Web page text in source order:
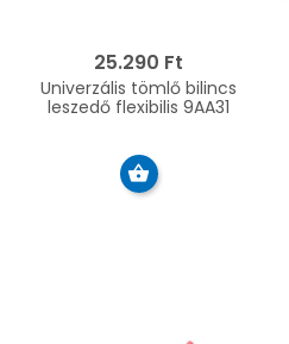
25.290 Ft
Univerzális tömlő bilincs
leszedő flexibilis 9AA31